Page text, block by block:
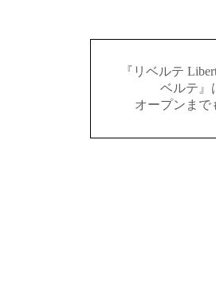
『リベルテ
ベルテ』
オープンまで